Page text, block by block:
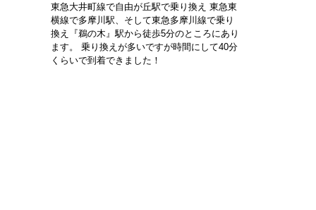
東急大井町線で自由が丘駅で乗り換え 東急東
横線で多摩川駅、そして東急多摩川線で乗り
換え『鵜の木』駅から徒歩5分のところにあり
ます。 乗り換えが多いですが時間にして40分
くらいで到着できました！